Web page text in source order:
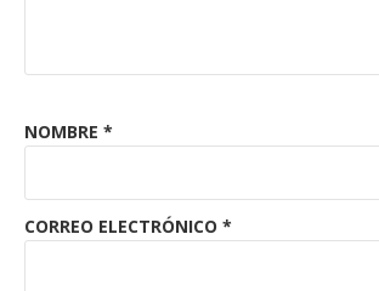
NOMBRE *
CORREO ELECTRÓNICO *